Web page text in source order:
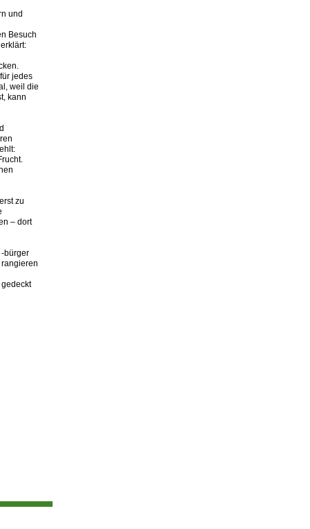
und
Besuch
jedes
weil die
kann
zu
– dort
bürger